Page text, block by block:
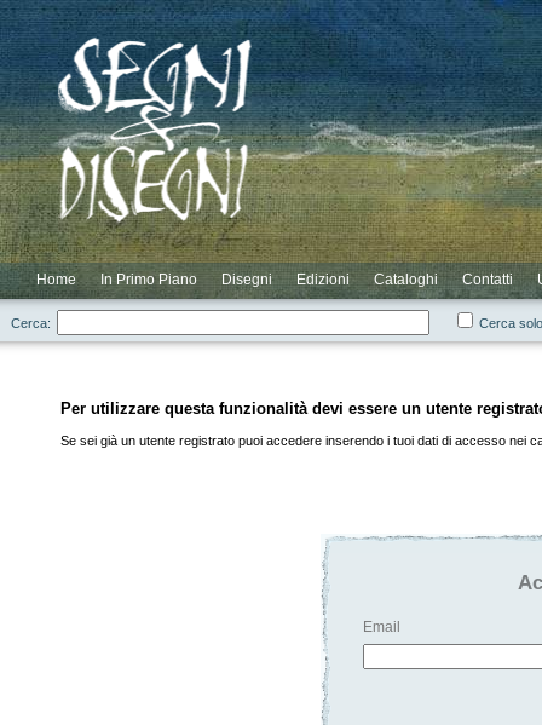
Home In Primo Piano Disegni Edizioni Cataloghi Contatti
Novità
Scontati
Elenco Completo
Elenco Autori
Elenco Cataloghi
Elenco Residui
Login
Registrazione
Cerca: Cerca
Per utilizzare questa funzionalità devi essere un utente
Se sei già un utente registrato puoi accedere inserendo i tuoi dati di accesso nei
Email